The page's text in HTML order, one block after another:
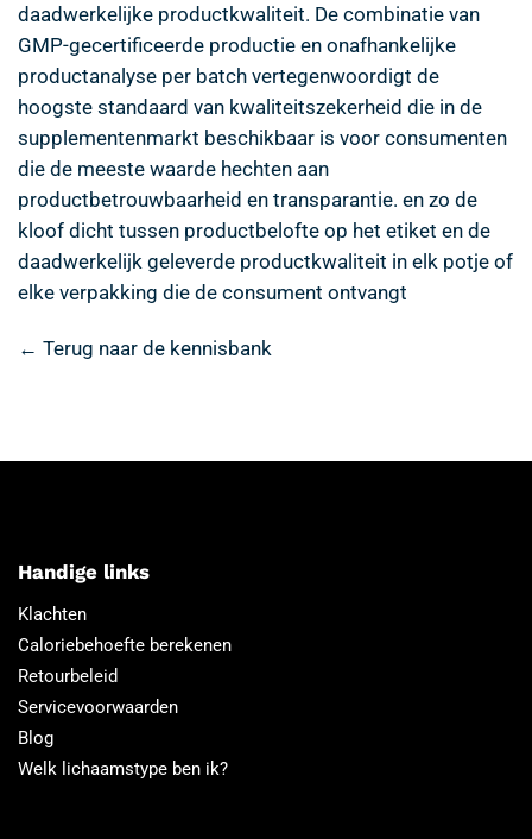
daadwerkelijke productkwaliteit. De combinatie van
GMP-gecertificeerde productie en onafhankelijke
productanalyse per batch vertegenwoordigt de
hoogste standaard van kwaliteitszekerheid die in de
supplementenmarkt beschikbaar is voor consumenten
die de meeste waarde hechten aan
productbetrouwbaarheid en transparantie. en zo de
kloof dicht tussen productbelofte op het etiket en de
daadwerkelijk geleverde productkwaliteit in elk potje of
elke verpakking die de consument ontvangt
← Terug naar de kennisbank
Handige links
Klachten
Caloriebehoefte berekenen
Retourbeleid
Servicevoorwaarden
Blog
Welk lichaamstype ben ik?